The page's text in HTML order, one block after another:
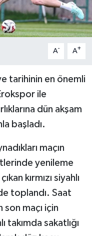
A- A+
tarihinin en önemli
ile
dün akşam
başladı.
maçın
yenileme
kırmızı siyahlı
toplandı. Saat
son maçı için
takımda sakatlığı